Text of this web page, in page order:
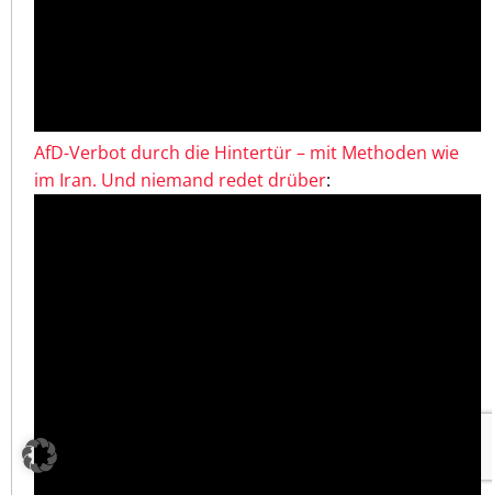
AfD-Verbot durch die Hintertür – mit Methoden wie
im Iran. Und niemand redet drüber: